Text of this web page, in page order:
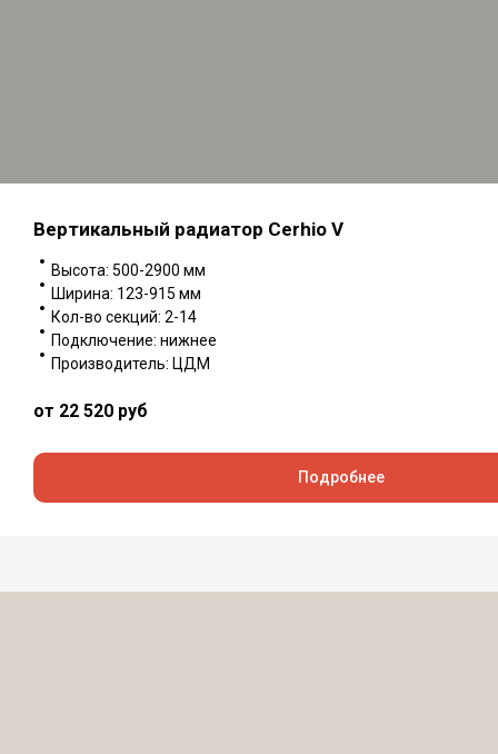
Вертикальный радиатор Cerhio V
Высота: 500-2900 мм
Ширина: 123-915 мм
Кол-во секций: 2-14
Подключение: нижнее
Производитель: ЦДМ
от 22 520 руб
Подробнее